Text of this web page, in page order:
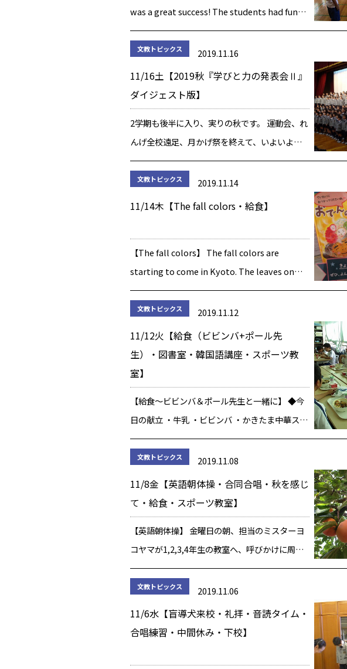
was a great success! The students had fun
and participated in plays a […]
文教トピックス 2019.11.16
11/16土【2019秋『学びと力の発表会Ⅱ』
ダイジェスト版】
2学期も後半に入り、実りの秋です。 運動会、れ
んげ全校遠足、月かげ祭を終えて、いよいよ今
日は『学びと力の発表会Ⅱ』！ 本日は、多数の
ご参観、誠にありがとうございました。 「学び
文教トピックス 2019.11.14
11/14木【The fall colors・給食】
【The fall colors】 The fall colors are
starting to come in Kyoto. The leaves on
the trees are turning red, yell […]
文教トピックス 2019.11.12
11/12火【給食（ビビンバ+ポール先
生）・図書室・韓国語講座・スポーツ教
室】
【給食～ビビンバ＆ポール先生と一緒に】 ◆今
日の献立 ・牛乳 ・ビビンバ ・かきたま中華スー
プ ・ぶどうゼリー ビビンバとは『ピビダ（混ぜ
る）＋パッ（ご飯）＝混ぜご飯』という意味が
文教トピックス 2019.11.08
11/8金【英語朝体操・合同合唱・秋を感じ
て・給食・スポーツ教室】
【英語朝体操】 金曜日の朝、担当のミスターヨ
コヤマが1,2,3,4年生の教室へ、呼びかけに周り
ます。 最近、早く登校したメンバーが、
[English Morning Exercise Day]の大きな紙を
文教トピックス 2019.11.06
11/6水【盲導犬来校・礼拝・音読タイム・
合唱練習・中間休み・下校】